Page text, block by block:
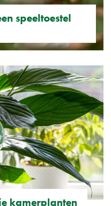
speeltoestel
kamerplanten